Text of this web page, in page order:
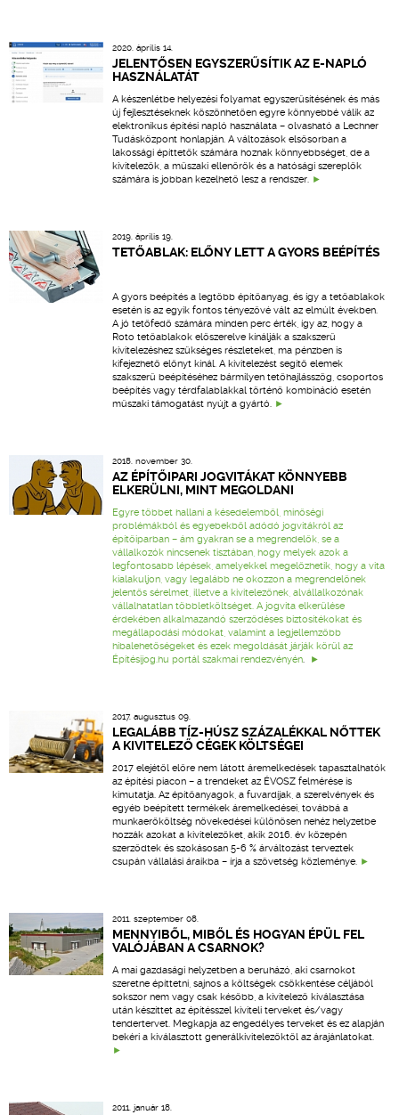
2020. április 14.
JELENTŐSEN EGYSZERŰSÍTIK AZ E-NAPLÓ
HASZNÁLATÁT
A készenlétbe helyezési folyamat egyszerűsítésének és más
új fejlesztéseknek köszönhetően egyre könnyebbé válik az
elektronikus építési napló használata – olvasható a Lechner
Tudásközpont honlapján. A változások elsősorban a
lakossági építtetők számára hoznak könnyebbséget, de a
kivitelezők, a műszaki ellenőrök és a hatósági szereplők
számára is jobban kezelhető lesz a rendszer.
2019. április 19.
TETŐABLAK: ELŐNY LETT A GYORS BEÉPÍTÉS
A gyors beépítés a legtöbb építőanyag, és így a tetőablakok
esetén is az egyik fontos tényezővé vált az elmúlt években.
A jó tetőfedő számára minden perc érték, így az, hogy a
Roto tetőablakok előszerelve kínálják a szakszerű
kivitelezéshez szükséges részleteket, ma pénzben is
kifejezhető előnyt kínál. A kivitelezést segítő elemek
szakszerű beépítéséhez bármilyen tetőhajlásszög, csoportos
beépítés vagy térdfalablakkal történő kombináció esetén
műszaki támogatást nyújt a gyártó.
2018. november 30.
AZ ÉPÍTŐIPARI JOGVITÁKAT KÖNNYEBB
ELKERÜLNI, MINT MEGOLDANI
Egyre többet hallani a késedelemből, minőségi
problémákból és egyebekből adódó jogvitákról az
építőiparban – ám gyakran se a megrendelők, se a
vállalkozók nincsenek tisztában, hogy melyek azok a
legfontosabb lépések, amelyekkel megelőzhetik, hogy a vita
kialakuljon, vagy legalább ne okozzon a megrendelőnek
jelentős sérelmet, illetve a kivitelezőnek, alvállalkozónak
vállalhatatlan többletköltséget. A jogvita elkerülése
érdekében alkalmazandó szerződéses biztosítékokat és
megállapodási módokat, valamint a legjellemzőbb
hibalehetőségeket és ezek megoldását járják körül az
Építésijog.hu portál szakmai rendezvényén.
2017. augusztus 09.
LEGALÁBB TÍZ-HÚSZ SZÁZALÉKKAL NŐTTEK
A KIVITELEZŐ CÉGEK KÖLTSÉGEI
2017 elejétől előre nem látott áremelkedések tapasztalhatók
az építési piacon – a trendeket az ÉVOSZ felmérése is
kimutatja. Az építőanyagok, a fuvardíjak, a szerelvények és
egyéb beépített termékek áremelkedései, továbbá a
munkaerőköltség növekedései különösen nehéz helyzetbe
hozzák azokat a kivitelezőket, akik 2016. év közepén
szerződtek és szokásosan 5-6 % árváltozást terveztek
csupán vállalási áraikba – írja a szövetség közleménye.
2011. szeptember 08.
MENNYIBŐL, MIBŐL ÉS HOGYAN ÉPÜL FEL
VALÓJÁBAN A CSARNOK?
A mai gazdasági helyzetben a beruházó, aki csarnokot
szeretne építtetni, sajnos a költségek csökkentése céljából
sokszor nem vagy csak később, a kivitelező kiválasztása
után készíttet az építésszel kiviteli terveket és/vagy
tendertervet. Megkapja az engedélyes terveket és ez alapján
bekéri a kiválasztott generálkivitelezőktől az árajánlatokat.
2011. január 18.